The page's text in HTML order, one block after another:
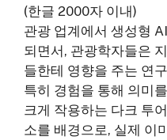
(한글 2000자 이내)
관광 업계에서 생성형
되면서, 관광학자들은
들한테 영향을 주는 연
특히 경험을 통해 의미
크게 작용하는 다크 투
소를 배경으로, 실제 이